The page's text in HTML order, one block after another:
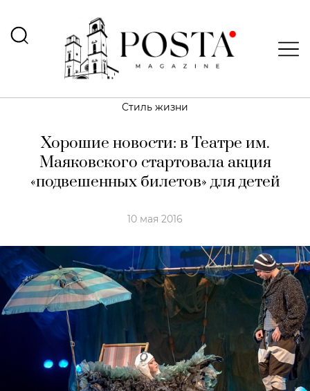
Стиль жизни
Хорошие новости: в Театре им.
Маяковского стартовала акция
«подвешенных билетов» для детей
10 мая 2016